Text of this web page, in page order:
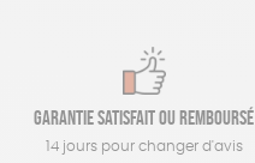
Garantie satisfait ou remboursé
14 jours pour changer d'avis